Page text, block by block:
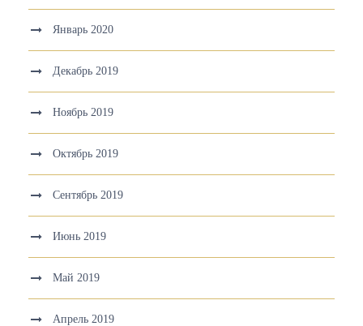
Январь 2020
Декабрь 2019
Ноябрь 2019
Октябрь 2019
Сентябрь 2019
Июнь 2019
Май 2019
Апрель 2019